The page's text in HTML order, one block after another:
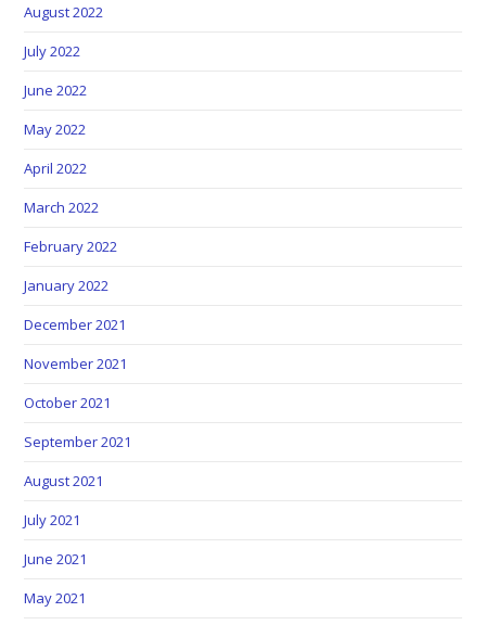
August 2022
July 2022
June 2022
May 2022
April 2022
March 2022
February 2022
January 2022
December 2021
November 2021
October 2021
September 2021
August 2021
July 2021
June 2021
May 2021